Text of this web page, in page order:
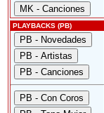
PLAYBACKS (PB)